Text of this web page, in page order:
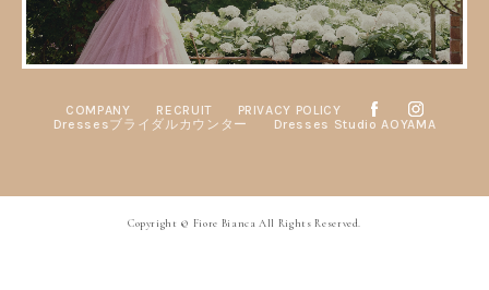
COMPANY RECRUIT
PRIVACY POLICY
Dressesブライダルカウンター
Dresses Studio AOYAMA
Copyright © Fiore Bianca All Rights Reserved.